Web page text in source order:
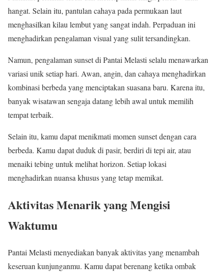
hangat. Selain itu, pantulan cahaya pada permukaan laut
menghasilkan kilau lembut yang sangat indah. Perpaduan ini
menghadirkan pengalaman visual yang sulit tersandingkan.
Namun, pengalaman sunset di Pantai Melasti selalu menawarkan
variasi unik setiap hari. Awan, angin, dan cahaya menghadirkan
kombinasi berbeda yang menciptakan suasana baru. Karena itu,
banyak wisatawan sengaja datang lebih awal untuk memilih
tempat terbaik.
Selain itu, kamu dapat menikmati momen sunset dengan cara
berbeda. Kamu dapat duduk di pasir, berdiri di tepi air, atau
menaiki tebing untuk melihat horizon. Setiap lokasi
menghadirkan nuansa khusus yang tetap memikat.
Aktivitas Menarik yang Mengisi
Waktumu
Pantai Melasti menyediakan banyak aktivitas yang menambah
keseruan kunjunganmu. Kamu dapat berenang ketika ombak